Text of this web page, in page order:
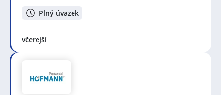
Plný úvazek
včerejší